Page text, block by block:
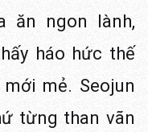
ăn ngon lành,
háo hức thế
mẻ. Seojun
từng than vãn